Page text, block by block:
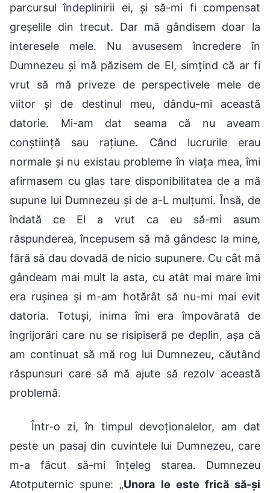
parcursul îndeplinirii ei, și să-mi fi compensat
greșelile din trecut. Dar mă gândisem doar la
interesele mele. Nu avusesem încredere în
Dumnezeu și mă păzisem de El, simțind că ar fi
vrut să mă priveze de perspectivele mele de
viitor și de destinul meu, dându-mi această
datorie. Mi-am dat seama că nu aveam
conștiință sau rațiune. Când lucrurile erau
normale și nu existau probleme în viața mea, îmi
afirmasem cu glas tare disponibilitatea de a mă
supune lui Dumnezeu și de a-L mulțumi. Însă, de
îndată ce El a vrut ca eu să-mi asum
răspunderea, începusem să mă gândesc la mine,
fără să dau dovadă de nicio supunere. Cu cât mă
gândeam mai mult la asta, cu atât mai mare îmi
era rușinea și m-am hotărât să nu-mi mai evit
datoria. Totuși, inima îmi era împovărată de
îngrijorări care nu se risipiseră pe deplin, așa că
am continuat să mă rog lui Dumnezeu, căutând
răspunsuri care să mă ajute să rezolv această
problemă.
Într-o zi, în timpul devoționalelor, am dat
peste un pasaj din cuvintele lui Dumnezeu, care
m-a făcut să-mi înțeleg starea. Dumnezeu
Atotputernic spune: „Unora le este frică să-și